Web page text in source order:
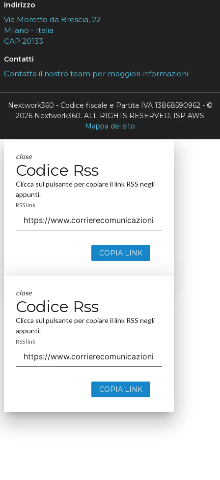
Indirizzo
Via Moretto da Brescia, 22
Milano - Italia
CAP 20133
Contatti
Contatta il nostro team per maggiori informazioni
Nextwork360 - Codice fiscale e Partita IVA 13868590962 - ©
2026 Nextwork360. ALL RIGHTS RESERVED. ISP AWS
Mappa del sito
close
Codice Rss
Clicca sul pulsante per copiare il link RSS negli
appunti.
RSS link
COPIA LINK
close
Codice Rss
Clicca sul pulsante per copiare il link RSS negli
appunti.
RSS link
COPIA LINK